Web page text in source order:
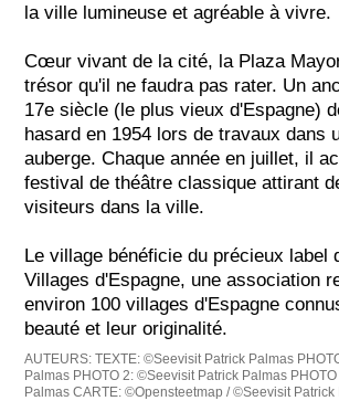
la ville lumineuse et agréable à vivre.
Cœur vivant de la cité, la Plaza
trésor qu'il ne faudra pas rater. Un
17e siècle (le plus vieux d'Espagne)
hasard en 1954 lors de travaux dans
auberge. Chaque année en juillet, il
festival de théâtre classique attirant
visiteurs dans la ville.
Le village bénéficie du précieux label
Villages d'Espagne, une association
environ 100 villages d'Espagne
beauté et leur originalité.
AUTEURS:TEXTE: ©Seevisit Patrick Palmas
Palmas PHOTO 2: ©Seevisit Patrick Palmas
Palmas CARTE: ©Opensteetmap / ©Seevisit Patrick